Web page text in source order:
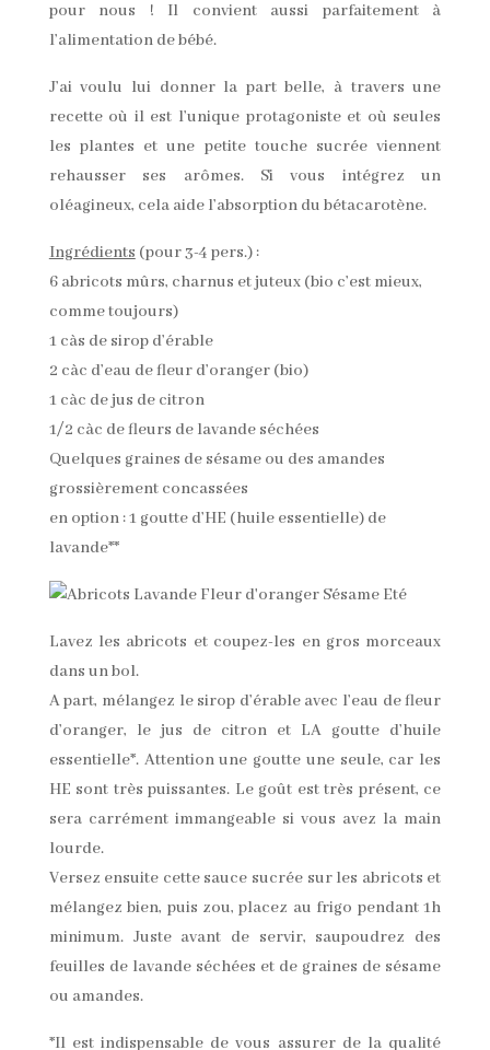
pour nous ! Il convient aussi parfaitement à
l’alimentation de bébé.
J’ai voulu lui donner la part belle, à travers une
recette où il est l’unique protagoniste et où seules
les plantes et une petite touche sucrée viennent
rehausser ses arômes. Si vous intégrez un
oléagineux, cela aide l’absorption du bétacarotène.
Ingrédients (pour 3-4 pers.) :
6 abricots mûrs, charnus et juteux (bio c’est mieux,
comme toujours)
1 càs de sirop d’érable
2 càc d’eau de fleur d’oranger (bio)
1 càc de jus de citron
1/2 càc de fleurs de lavande séchées
Quelques graines de sésame ou des amandes
grossièrement concassées
en option : 1 goutte d’HE (huile essentielle) de
lavande**
Lavez les abricots et coupez-les en gros morceaux
dans un bol.
A part, mélangez le sirop d’érable avec l’eau de fleur
d’oranger, le jus de citron et LA goutte d’huile
essentielle*. Attention une goutte une seule, car les
HE sont très puissantes. Le goût est très présent, ce
sera carrément immangeable si vous avez la main
lourde.
Versez ensuite cette sauce sucrée sur les abricots et
mélangez bien, puis zou, placez au frigo pendant 1h
minimum. Juste avant de servir, saupoudrez des
feuilles de lavande séchées et de graines de sésame
ou amandes.
*Il est indispensable de vous assurer de la qualité